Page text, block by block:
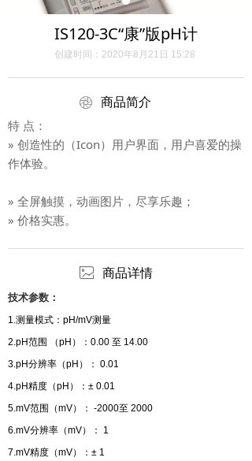
IS120-3C“康”版pH计
商品简介
创建时间： 2020年8月21日 15:28
特 点：
» 创造性的（Icon）用户界面，用户喜爱的操
作体验。
» 全屏触摸，动画图片，尽享乐趣；
» 价格实惠。
商品详情
技术参数：
1.测量模式：pH/mV测量
2.pH范围 （pH）： 0.00 至 14.00
3.pH分辨率（pH）： 0.01
4.pH精度（pH）：± 0.01
5.mV范围（mV）： -2000至 2000
6.mV分辨率（mV）： 1
7.mV精度（mV）： ± 1
ꁵ
ꂈ